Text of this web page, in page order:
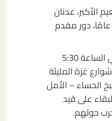
الأكبر، عدنان
البالغ من العمر 20 عامًا، دور مقدم
يستيقظ كل يوم في الساعة 5:30
غزة المليئة
الحساء – الأمل
على قيد
حولهم.